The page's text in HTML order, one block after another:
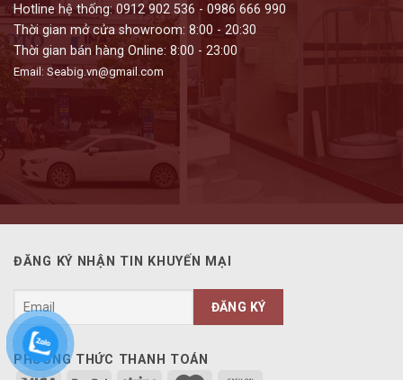
Hotline hệ thống: 0912 902 536 - 0986 666 990
Thời gian mở cửa showroom: 8:00 - 20:30
Thời gian bán hàng Online: 8:00 - 23:00
Email: Seabig.vn@gmail.com
ĐĂNG KÝ NHẬN TIN KHUYẾN MẠI
PHƯƠNG THỨC THANH TOÁN